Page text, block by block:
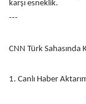
karşı esneklik.
---
CNN Türk Sahasında
1. Canlı Haber